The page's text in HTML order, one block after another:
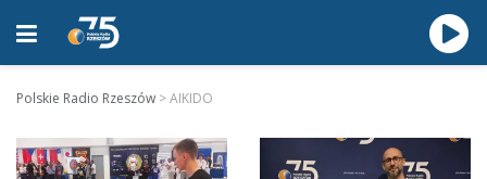
Polskie Radio Rzeszów >AIKIDO